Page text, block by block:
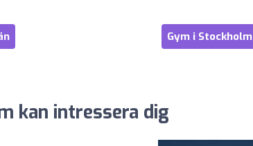
Gym i Stockholm
kan intressera dig